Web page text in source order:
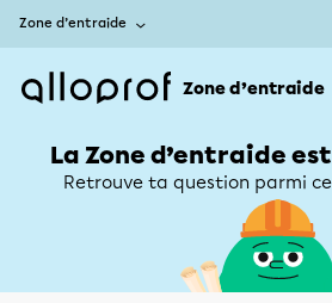
Zone d’entraide
Zone d’entraide
La Zone d’entraide
Retrouve ta question parmi